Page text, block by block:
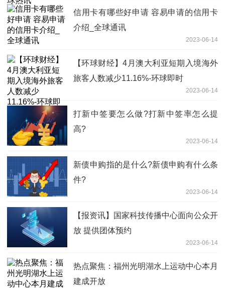
信用卡有哪些好申请 容易申请的信用卡
介绍_全球通讯
2023-06-14
【环球财经】4月澳大利亚短期入境海外
旅客人数减少11.16%-环球即时
2023-06-14
打新中签要怎么做?打新中签率怎么提
高?
2023-06-14
新债申购指的是什么?新债申购有什么条
件?
2023-06-14
【报资讯】国家科技传播中心面向公众开
放 提供团体预约
2023-06-14
热点聚焦：福州光明湖水上运动中心本月
建成开放